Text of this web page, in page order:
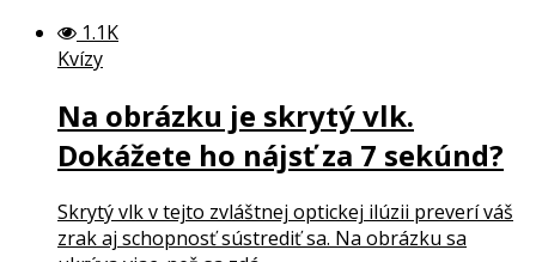
1.1K
Kvízy
Na obrázku je skrytý vlk.
Dokážete ho nájsť za 7 sekúnd?
Skrytý vlk v tejto zvláštnej optickej ilúzii preverí váš
zrak aj schopnosť sústrediť sa. Na obrázku sa